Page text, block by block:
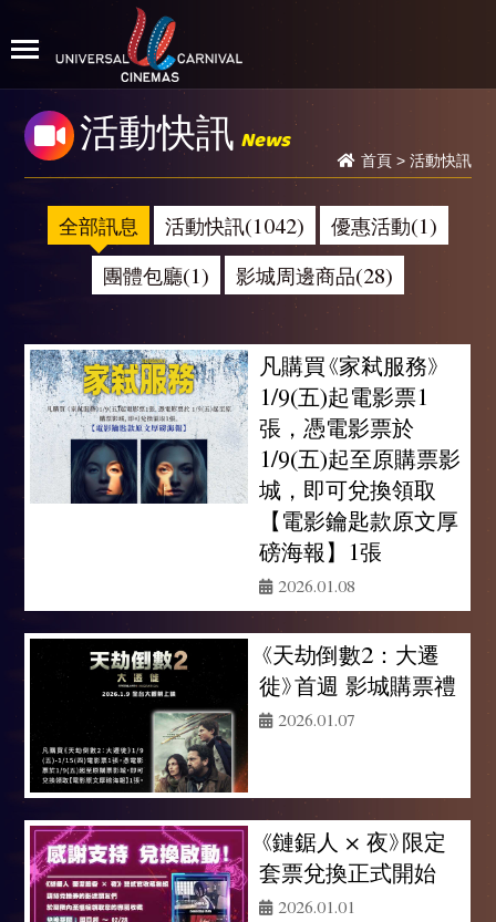
活動快訊 News
首頁> 活動快訊
全部訊息 活動快訊(1042)
優惠活動(1)
團體包廳(1)
影城周邊商品(28)
凡購買《家弒服務》
1/9(五)起電影票1
張，憑電影票於
1/9(五)起至原購票影
城，即可兌換領取
【電影鑰匙款原文厚
磅海報】1張
2026.01.08
《天劫倒數2：大遷
徙》首週 影城購票禮
2026.01.07
《鏈鋸人 × 夜》限定
套票兌換正式開始
2026.01.01